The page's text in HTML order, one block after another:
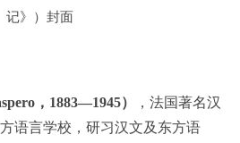
记》）封面
，1883—1945）
，法国著名汉
语言学校，研习汉文及东方语